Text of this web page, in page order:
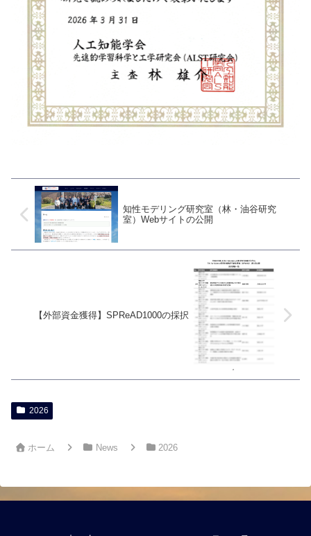
知性モデリング研究室（林・油谷研究
室）Webサイトの公開
【外部資金獲得】SPReAD1000の採択
2026
ホーム News 2026